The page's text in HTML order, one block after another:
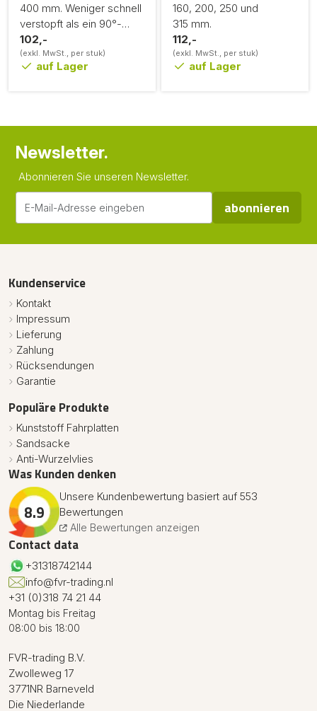
400 mm. Weniger schnell
verstopft als ein 90°-
Bogen.
102,-
(exkl. MwSt., per stuk)
auf Lager
160, 200, 250 und
315 mm.
112,-
(exkl. MwSt., per stuk)
auf Lager
Newsletter.
Abonnieren Sie unseren Newsletter.
abonnieren
Kundenservice
Kontakt
Impressum
Lieferung
Zahlung
Rücksendungen
Garantie
Populäre Produkte
Kunststoff Fahrplatten
Sandsacke
Anti-Wurzelvlies
Was Kunden denken
8.9
Unsere Kundenbewertung basiert auf 553
Bewertungen
Alle Bewertungen anzeigen
Contact data
+31318742144
info@fvr-trading.nl
+31 (0)318 74 21 44
Montag bis Freitag
08:00 bis 18:00
FVR-trading B.V.
Zwolleweg 17
3771NR Barneveld
Die Niederlande